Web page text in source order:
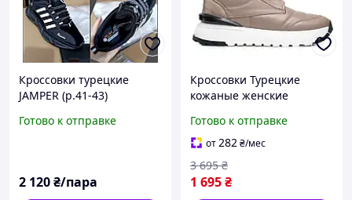
Кроссовки турецкие
JAMPER (р.41-43)
Готово к отправке
2 120₴/пара
Кроссовки Турецкие
кожаные женские
белой плоской подошве и
высокой платформе
Готово к отправке
от282₴/мес
1 695₴
3 695 ₴